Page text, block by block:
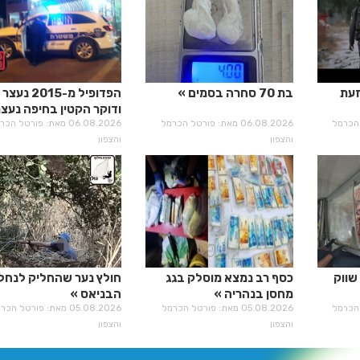
הכרמל
בת 70 סחרה בסמים
06.08.2026 מאת: פורטל הכרמל
והצפון
הפדופיל מ-2015 נעצר
ודוקר הקטין בחיפה
06.08.2026 מאת: פורטל
והצפון
הכרמל
כסף רב נמצא מוסלק בגג
מחסן בנהריה
05.08.2026 מאת: פורטל הכרמל
והצפון
חולץ נער שהחליק
הבניאס
05.08.2026 מאת: פורטל
והצפון